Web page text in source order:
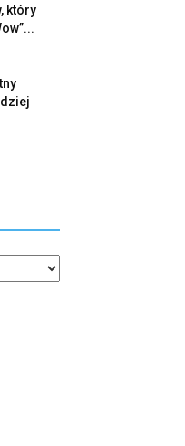
który